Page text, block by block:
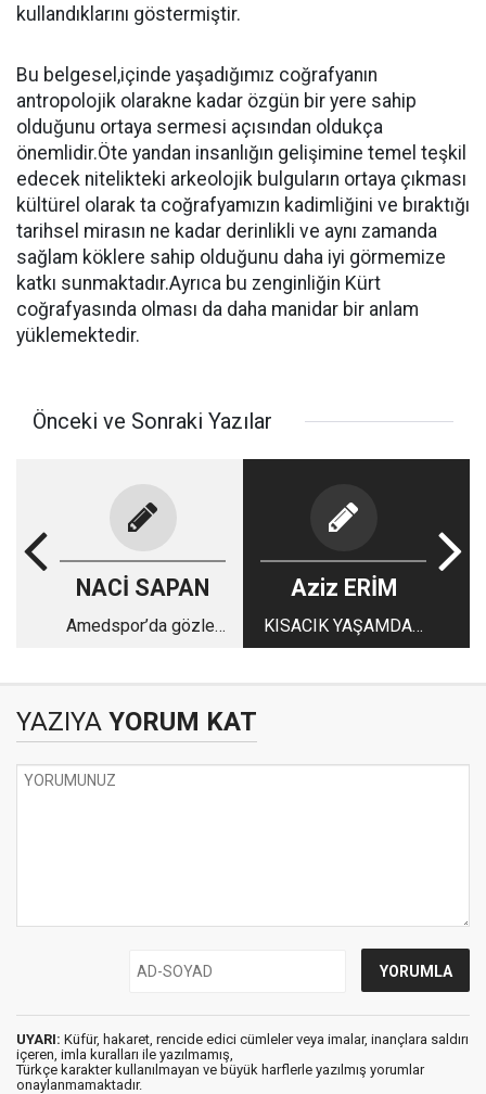
kullandıklarını göstermiştir.
Bu belgesel,içinde yaşadığımız coğrafyanın
antropolojik olarakne kadar özgün bir yere sahip
olduğunu ortaya sermesi açısından oldukça
önemlidir.Öte yandan insanlığın gelişimine temel teşkil
edecek nitelikteki arkeolojik bulguların ortaya çıkması
kültürel olarak ta coğrafyamızın kadimliğini ve bıraktığı
tarihsel mirasın ne kadar derinlikli ve aynı zamanda
sağlam köklere sahip olduğunu daha iyi görmemize
katkı sunmaktadır.Ayrıca bu zenginliğin Kürt
coğrafyasında olması da daha manidar bir anlam
yüklemektedir.
Önceki ve Sonraki Yazılar
NACİ SAPAN
Amedspor’da gözler
Aziz ERİM
KISACIK YAŞAMDAN
KISACIK KESİTLER
YAZIYA YORUM KAT
UYARI: Küfür, hakaret, rencide edici cümleler veya imalar, inançlara saldırı
içeren, imla kuralları ile yazılmamış,
Türkçe karakter kullanılmayan ve büyük harflerle yazılmış yorumlar
onaylanmamaktadır.